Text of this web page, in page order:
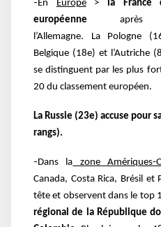
En Europe>
la France
européenne après
’Allemagne. La Pologne
Belgique (18e) et l’Autriche
sedistinguent par les plus
20 du classement européen.
La Russie (23e) accuse pour
rangs).
-Dans la zone Amériques-
Canada, Costa Rica, Brésil et
tête et observent dans le top
régional de la République